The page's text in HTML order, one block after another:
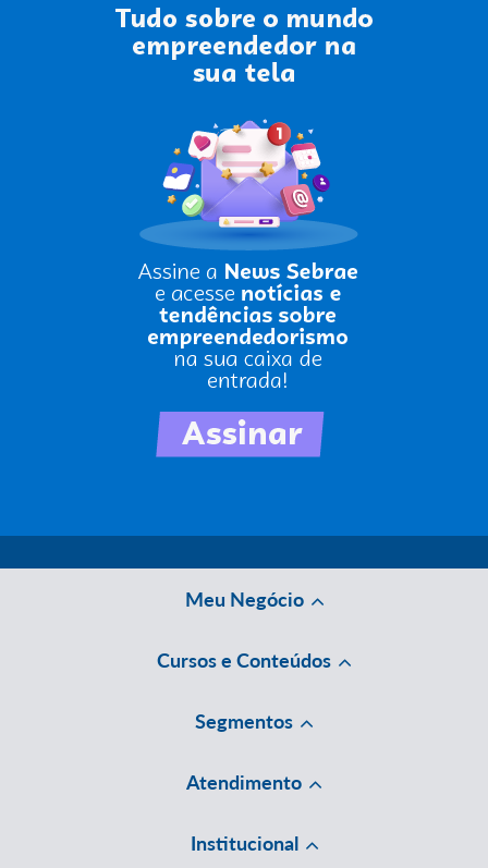
Meu Negócio
Cursos e Conteúdos
Segmentos
Atendimento
Institucional